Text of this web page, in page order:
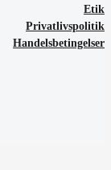
Etik
Privatlivspolitik
Handelsbetingelser